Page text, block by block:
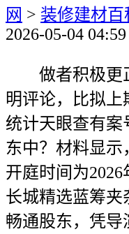
网 > 装修建材百
2026-05-04 04:59
做者积极更正
明评论，比拟上
统计天眼查有案
东中？材料显示
开庭时间为2026
长城精选蓝筹夹
畅通股东，凭导